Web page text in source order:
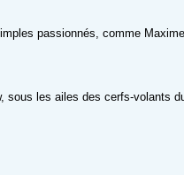
passionnés, comme
sous les ailes des cerfs-volants